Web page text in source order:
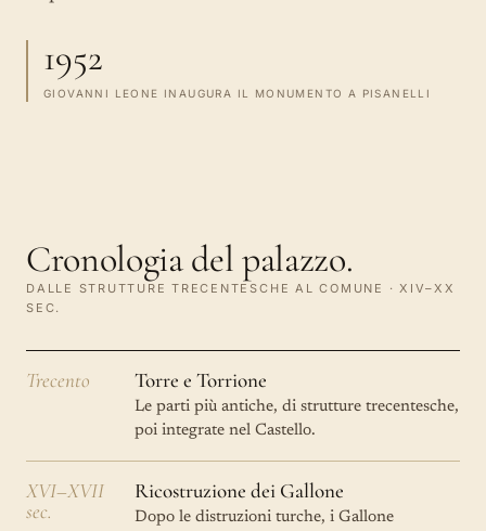
1952
GIOVANNI LEONE INAUGURA IL MONUMENTO A PISANELLI
Cronologia del palazzo.
DALLE STRUTTURE TRECENTESCHE AL COMUNE · XIV–XX
SEC.
Trecento Torre e Torrione
Le parti più antiche, di strutture trecentesche,
poi integrate nel Castello.
XVI–XVII
sec.
Ricostruzione dei Gallone
Dopo le distruzioni turche, i Gallone